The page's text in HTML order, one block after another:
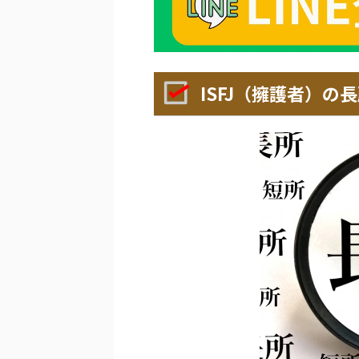
ISFJ（擁護者）の